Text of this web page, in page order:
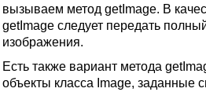
вызываем метод getImage. В
getImage следует передать
изображения.
Есть также вариант метода
объекты класса Image, заданные